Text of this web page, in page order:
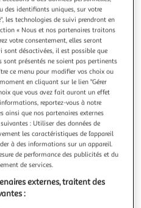
suivante
12GO / 512Go - Bleu nuit
puissance et sophistication
Doté d’un écran
avec un taux de
120 Hz, il garantit une
du processeur
des identifiants uniques, sur votre
les technologies de suivi prendront en
« Nous et nos partenaires traitons
votre consentement, elles seront
sont désactivées, il est possible que
présentés ne soient pas pertinents
ce menu pour modifier vos choix ou
en cliquant sur le lien "Gérer
que vous avez fait auront un effet
reportez-vous à notre
ainsi que nos partenaires externes
: Utiliser des données de
les caractéristiques de l’appareil
à des informations sur un appareil.
de performance des publicités et du
de services.
externes, traitent des
: